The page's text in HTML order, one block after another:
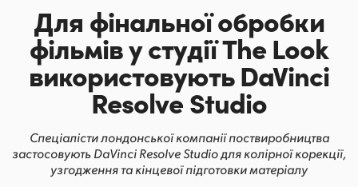
Finland
Germany
Hong Kong SAR, China
India
Для фінальної обробки
фільмів у студії The Look
використовують DaVinci
Resolve Studio
Спеціалісти лондонської компанії поствиробництва
застосовуютьDaVinci Resolve Studio для колірної корекції,
узгодження та кінцевої підготовки матеріалу